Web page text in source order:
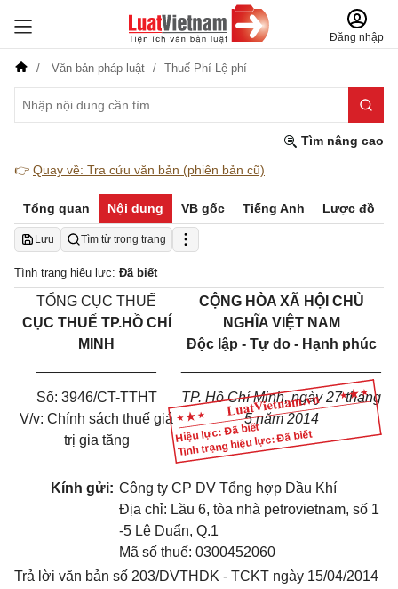
Đăng nhập
Văn bản pháp luật Thuế-Phí-Lệ phí
Tìm nâng cao
👉 Quay về: Tra cứu văn bản (phiên bản cũ)
Tổng quan Nội dung VB gốc Tiếng Anh Lược đồ
Lưu Tìm từ trong trang
Tình trạng hiệu lực: Đã biết
Hiệu lực: Đã biết
Tình trạng hiệu lực: Đã biết
TỔNG CỤC THUẾ
CỤC THUẾ TP.HỒ CHÍ
MINH
CỘNG HÒA XÃ HỘI CHỦ
NGHĨA VIỆT NAM
Độc lập - Tự do - Hạnh phúc
Số: 3946/CT-TTHT
V/v: Chính sách thuế giá
trị gia tăng
TP. Hồ Chí Minh, ngày 27 tháng
5 năm 2014
Kính gửi: Công ty CP DV Tổng hợp Dầu Khí
Địa chỉ: Lầu 6, tòa nhà petrovietnam, số 1
-5 Lê Duẩn, Q.1
Mã số thuế: 0300452060
Trả lời văn bản số 203/DVTHDK - TCKT ngày 15/04/2014